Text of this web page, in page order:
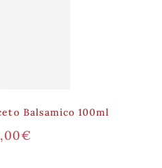
Balsamico 100ml
€